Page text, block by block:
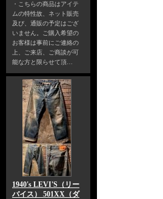
・こちらの商品はアイテ
ムの特性故、ネット販売
及び、通販の予定はござ
いません。ご購入希望の
お客様は事前にご連絡の
上、ご来店、ご商談が可
能な方と限らせて頂…
1940's LEVI'S（リー
バイス） 501XX（ダ